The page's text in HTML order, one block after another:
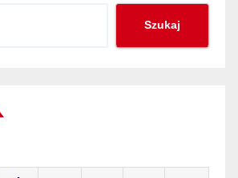
Szukaj